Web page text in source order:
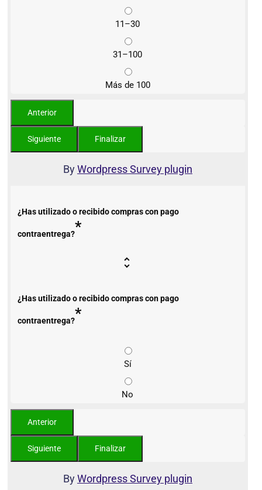
11–30
31–100
Más de 100
ByWordpress Survey plugin
¿Has utilizado o recibido compras con pago
contraentrega?*
¿Has utilizado o recibido compras con pago
contraentrega?*
Sí
No
ByWordpress Survey plugin